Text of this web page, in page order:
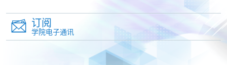
就 MBA 专案而言，学生需提交一份 15,000 字的管理
报告，不包括参考目录与参考书目。
订阅
学院电子通讯